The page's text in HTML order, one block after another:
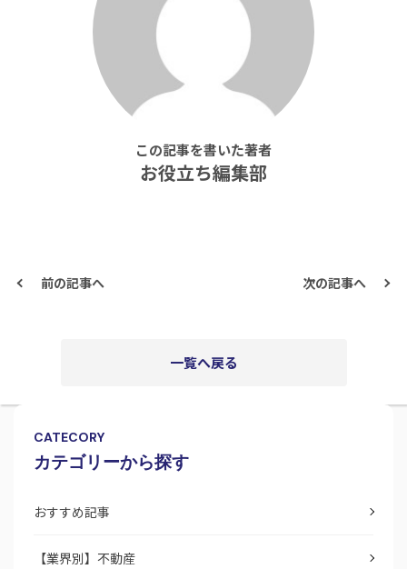
この記事を書いた著者
お役立ち編集部
前の記事へ 次の記事へ
一覧へ戻る
CATECORY
カテゴリーから探す
おすすめ記事
【業界別】不動産